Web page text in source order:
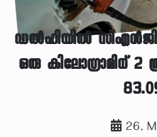
ഡൽഹിയിൽ സിഎൻജി
ഒരു കിലോഗ്രാമിന് 2
26,